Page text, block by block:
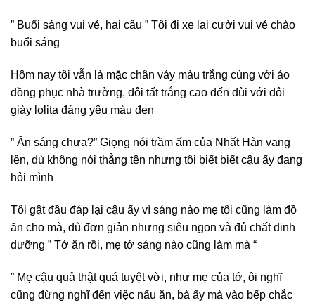
” Buổi sáng vui vẻ, hai cậu ” Tôi đi xe lại cười vui vẻ chào
buổi sáng
Hôm nay tôi vẫn là mặc chân váy màu trắng cùng với áo
đồng phục nhà trường, đôi tất trắng cao đến đùi với đôi
giày lolita đáng yêu màu đen
” Ăn sáng chưa?” Giọng nói trầm ấm của Nhất Hàn vang
lên, dù không nói thẳng tên nhưng tôi biết biết cậu ấy đang
hỏi mình
Tôi gật đầu đáp lại cậu ấy vì sáng nào mẹ tôi cũng làm đồ
ăn cho mà, dù đơn giản nhưng siêu ngon và đủ chất dinh
dưỡng ” Tớ ăn rồi, mẹ tớ sáng nào cũng làm mà “
” Mẹ cậu quả thật quá tuyệt vời, như mẹ của tớ, ôi nghĩ
cũng đừng nghĩ đến việc nấu ăn, bà ấy mà vào bếp chắc